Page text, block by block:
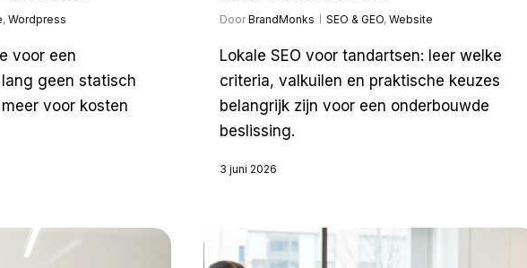
, Wordpress
voor een
geen statisch
voor kosten
Door BrandMonks SEO & GEO, Website
Lokale SEO voor tandartsen: leer welke
criteria, valkuilen en praktische keuzes
belangrijk zijn voor een onderbouwde
beslissing.
3 juni 2026